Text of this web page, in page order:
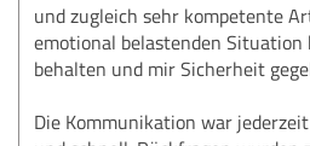
und zugleich sehr kompetente
emotional belastenden
behalten und mir Sicherheit
Die Kommunikation war